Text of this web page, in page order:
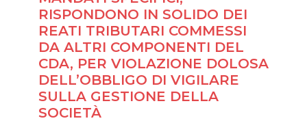
RISPONDONO IN SOLIDO DEI
REATI TRIBUTARI COMMESSI
DA ALTRI COMPONENTI DEL
CDA, PER VIOLAZIONE DOLOSA
DELL’OBBLIGO DI VIGILARE
SULLA GESTIONE DELLA
SOCIETÀ